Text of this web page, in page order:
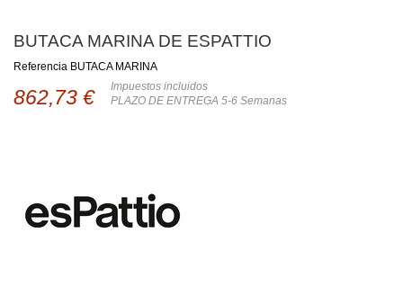
BUTACA MARINA DE ESPATTIO
Referencia BUTACA MARINA
862,73 €
Impuestos incluidos
PLAZO DE ENTREGA 5-6 Semanas